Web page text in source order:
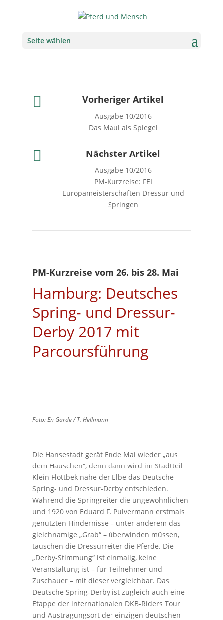
Seite wählen
 Vorheriger Artikel
Ausgabe 10/2016
Das Maul als Spiegel
 Nächster Artikel
Ausgabe 10/2016
PM-Kurzreise: FEI
Europameisterschaften Dressur und
Springen
PM-Kurzreise vom 26. bis 28. Mai
Hamburg: Deutsches
Spring- und Dressur-
Derby 2017 mit
Parcoursführung
Foto: En Garde / T. Hellmann
Die Hansestadt gerät Ende Mai wieder „aus
dem Häuschen“, denn dann wird im Stadtteil
Klein Flottbek nahe der Elbe das Deutsche
Spring- und Dressur-Derby entschieden.
Während die Springreiter die ungewöhnlichen
und 1920 von Eduard F. Pulvermann erstmals
genutzten Hindernisse – unter anderem das
gleichnamige „Grab“ – überwinden müssen,
tauschen die Dressurreiter die Pferde. Die
„Derby-Stimmung“ ist einmalig, keine
Veranstaltung ist – für Teilnehmer und
Zuschauer – mit dieser vergleichbar. Das
Deutsche Spring-Derby ist zugleich auch eine
Etappe der internationalen DKB-Riders Tour
und Austragungsort der einzigen deutschen